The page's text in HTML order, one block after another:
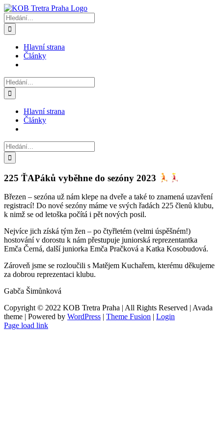
Přeskočit
na
obsah
Hledat:
Hlavní strana
Články
Hledat:
Hlavní strana
Články
Hledat:
225 ŤAPáků vyběhne do sezóny 2023
Březen – sezóna už nám klepe na dveře a také to znamená uzavření
registrací! Do nové sezóny máme ve svých řadách 225 členů klubu,
k nimž se od letoška počítá i pět nových posil.
Nejvíce jich získá tým žen – po čtyřletém (velmi úspěšném!)
hostování v dorostu k nám přestupuje juniorská reprezentantka
Emča Černá, další juniorka Emča Pračková a Katka Kosobudová.
Zároveň jsme se rozloučili s Matějem Kuchařem, kterému děkujeme
za dobrou reprezentaci klubu.
Gabča Šimůnková
Copyright © 2022 KOB Tretra Praha | All Rights Reserved | Avada
theme | Powered by WordPress | Theme Fusion | Login
Page load link